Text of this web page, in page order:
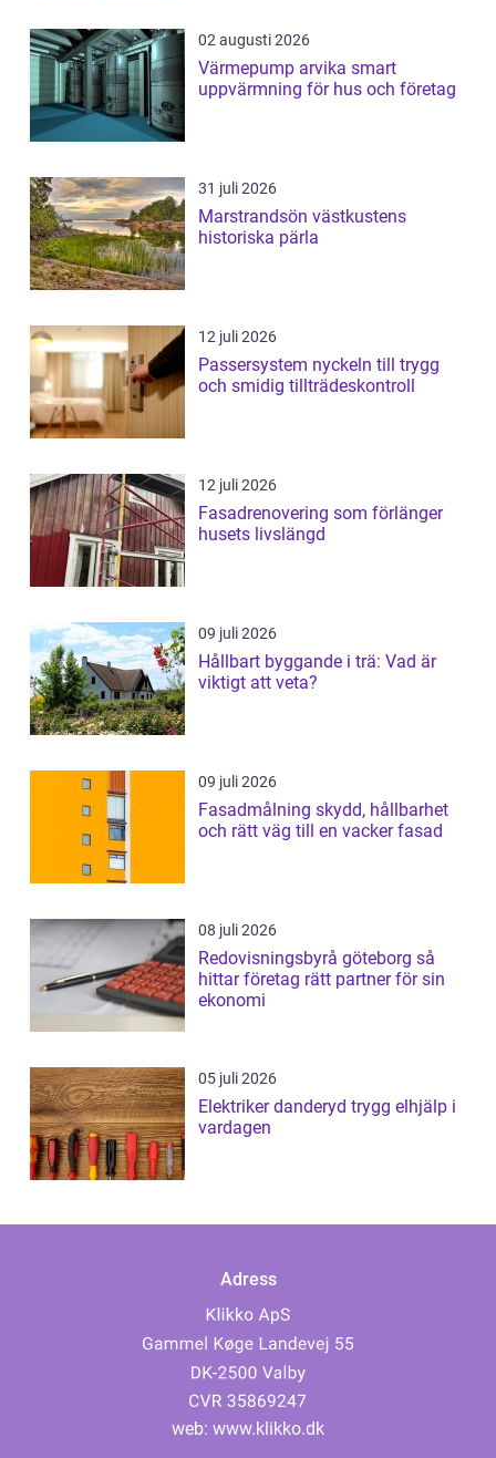
02 augusti 2026
Värmepump arvika smart
uppvärmning för hus och företag
31 juli 2026
Marstrandsön västkustens
historiska pärla
12 juli 2026
Passersystem nyckeln till trygg
och smidig tillträdeskontroll
12 juli 2026
Fasadrenovering som förlänger
husets livslängd
09 juli 2026
Hållbart byggande i trä: Vad är
viktigt att veta?
09 juli 2026
Fasadmålning skydd, hållbarhet
och rätt väg till en vacker fasad
08 juli 2026
Redovisningsbyrå göteborg så
hittar företag rätt partner för sin
ekonomi
05 juli 2026
Elektriker danderyd trygg elhjälp i
vardagen
Adress
web: www.klikko.dk